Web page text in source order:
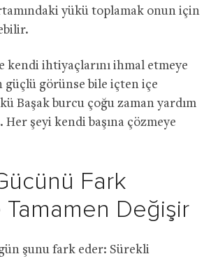
yükü toplamak onun için
kendi ihtiyaçlarını ihmal etmeye
güçlü görünse bile içten içe
Başak burcu çoğu zaman yardım
Her şeyi kendi başına çözmeye
Fark
Tamamen Değişir
şunu fark eder: Sürekli